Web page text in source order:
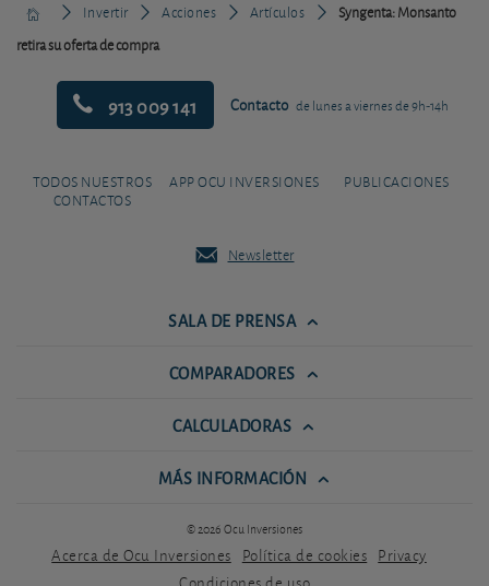
Invertir Acciones Artículos
Syngenta: Monsanto
retira su oferta de compra
913 009 141 Contacto de lunes a viernes de 9h-14h
TODOS NUESTROS
CONTACTOS
APP OCU INVERSIONES PUBLICACIONES
Newsletter
SALA DE PRENSA
COMPARADORES
CALCULADORAS
MÁS INFORMACIÓN
© 2026 Ocu Inversiones
Acerca de Ocu Inversiones Política de cookies Privacy